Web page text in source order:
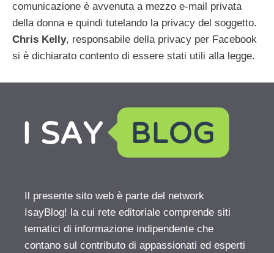
comunicazione è avvenuta a mezzo e-mail privata
della donna e quindi tutelando la privacy del soggetto.
Chris Kelly, responsabile della privacy per Facebook
si è dichiarato contento di essere stati utili alla legge.
Il presente sito web è parte del network
IsayBlog! la cui rete editoriale comprende siti
tematici di informazione indipendente che
contano sul contributo di appassionati ed esperti